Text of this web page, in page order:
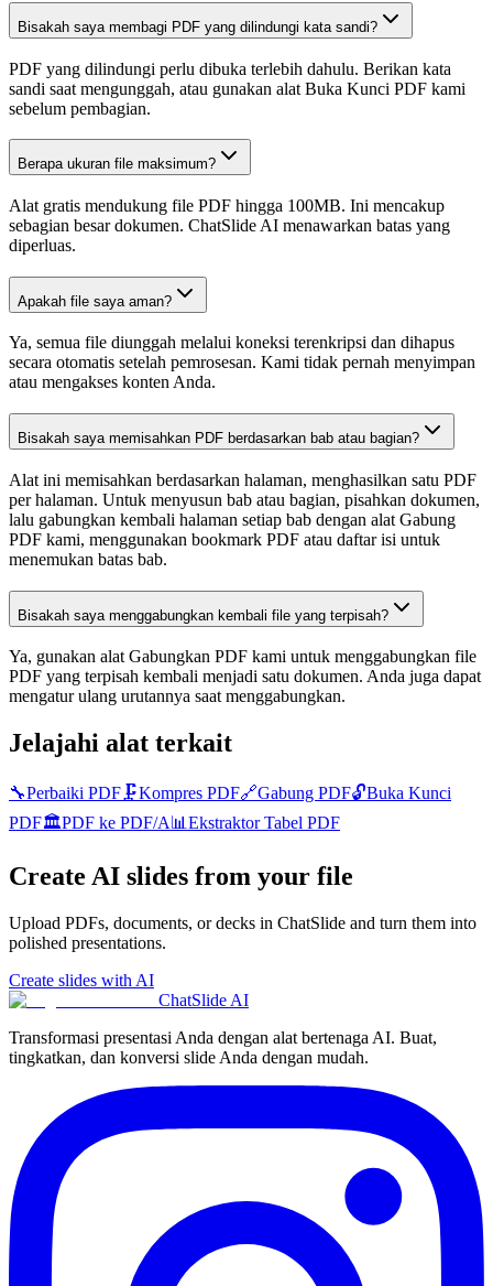
Bisakah saya membagi PDF yang dilindungi kata sandi?
PDF yang dilindungi perlu dibuka terlebih dahulu. Berikan kata
sandi saat mengunggah, atau gunakan alat Buka Kunci PDF kami
sebelum pembagian.
Berapa ukuran file maksimum?
Alat gratis mendukung file PDF hingga 100MB. Ini mencakup
sebagian besar dokumen. ChatSlide AI menawarkan batas yang
diperluas.
Apakah file saya aman?
Ya, semua file diunggah melalui koneksi terenkripsi dan dihapus
secara otomatis setelah pemrosesan. Kami tidak pernah menyimpan
atau mengakses konten Anda.
Bisakah saya memisahkan PDF berdasarkan bab atau bagian?
Alat ini memisahkan berdasarkan halaman, menghasilkan satu PDF
per halaman. Untuk menyusun bab atau bagian, pisahkan dokumen,
lalu gabungkan kembali halaman setiap bab dengan alat Gabung
PDF kami, menggunakan bookmark PDF atau daftar isi untuk
menemukan batas bab.
Bisakah saya menggabungkan kembali file yang terpisah?
Ya, gunakan alat Gabungkan PDF kami untuk menggabungkan file
PDF yang terpisah kembali menjadi satu dokumen. Anda juga dapat
mengatur ulang urutannya saat menggabungkan.
Jelajahi alat terkait
🔧Perbaiki PDF🗜️Kompres PDF🔗Gabung PDF🔓Buka Kunci
PDF🏛️PDF ke PDF/A📊 Ekstraktor Tabel PDF
Create AI slides from your file
Upload PDFs, documents, or decks in ChatSlide and turn them into
polished presentations.
Create slides with AI
ChatSlide AI
Transformasi presentasi Anda dengan alat bertenaga AI. Buat,
tingkatkan, dan konversi slide Anda dengan mudah.